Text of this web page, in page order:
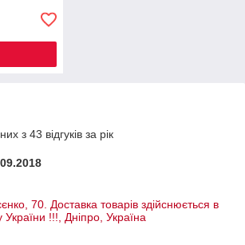
з 43 відгуків за рік
70. Доставка товарів здійснюється в
України !!!, Дніпро, Україна